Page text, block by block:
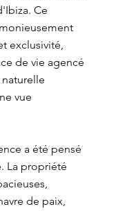
Ce
exclusivité,
de vie agencé
vue
a été pensé
La propriété
de paix,